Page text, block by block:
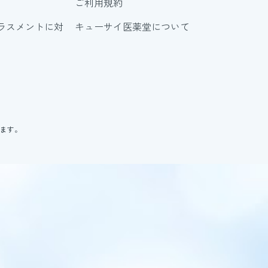
スメントに対
キューサイ医薬堂について
す。